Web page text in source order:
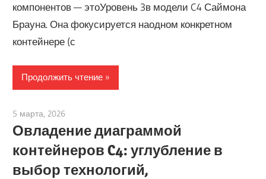
компонентов — этоУровень 3в модели C4 Саймона
Брауна. Она фокусируется наодном конкретном
контейнере (с
Продолжить чтение
5 марта, 2026
Овладение диаграммой
контейнеров C4: углубление в
выбор технологий,